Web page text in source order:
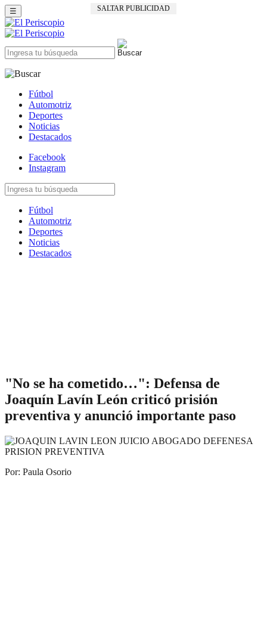
SALTAR PUBLICIDAD
☰
Fútbol
Automotriz
Deportes
Noticias
Destacados
Facebook
Instagram
Fútbol
Automotriz
Deportes
Noticias
Destacados
"No se ha cometido…": Defensa de
Joaquín Lavín León criticó prisión
preventiva y anunció importante paso
Por: Paula Osorio